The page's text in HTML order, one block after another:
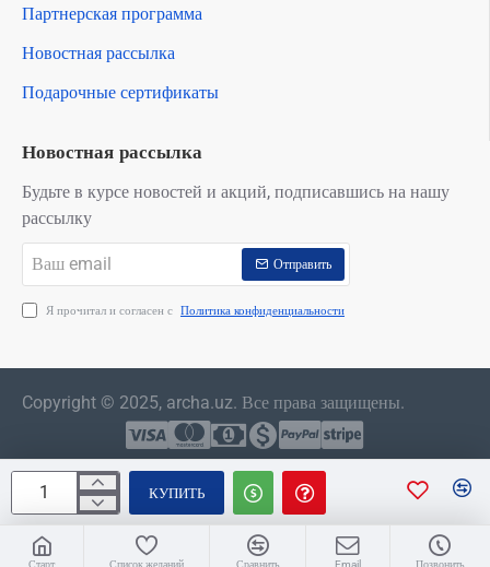
Старт Список желаний Сравнить Email Позвонить
КУПИТЬ
Партнерская программа
Новостная рассылка
Подарочные сертификаты
Новостная рассылка
Будьте в курсе новостей и акций, подписавшись на нашу
рассылку
email
Отправить
Я прочитал и согласен с Политика конфиденциальности
Copyright © 2025, archa.uz. Все права защищены.